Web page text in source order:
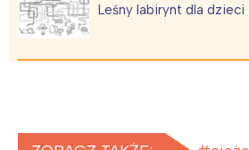
Leśny labirynt dla dzieci